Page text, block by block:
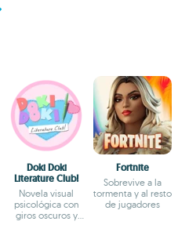
Doki Doki
Literature Club!
Novela visual
psicológica con
giros oscuros y
Fortnite
Sobrevive a la
tormenta y al resto
de jugadores